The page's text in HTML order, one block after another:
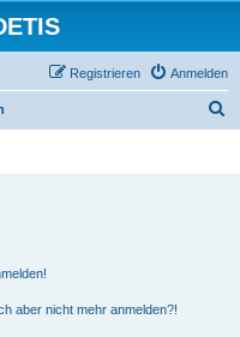
Anmelden
Registrieren
aber nicht mehr anmelden?!